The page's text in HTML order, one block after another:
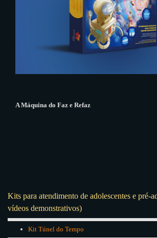
A Máquina do Faz e Refaz
Kits para atendimento de adolescentes e pré-
vídeos demonstrativos)
Kit Túnel do Tempo